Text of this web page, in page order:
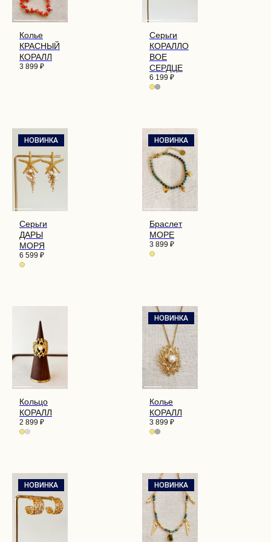
Колье
КРАСНЫЙ
КОРАЛЛ
3 899 ₽
Серьги
КОРАЛЛО
ВОЕ
СЕРДЦЕ
6 199 ₽
НОВИНКА
Серьги
ДАРЫ
МОРЯ
6 599 ₽
НОВИНКА
Браслет
МОРЕ
3 899 ₽
Кольцо
КОРАЛЛ
2 899 ₽
НОВИНКА
Колье
КОРАЛЛ
3 899 ₽
НОВИНКА НОВИНКА